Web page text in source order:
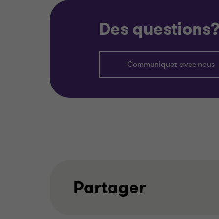
Des questions?
Communiquez avec nous
Partager